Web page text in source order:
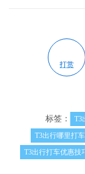
打赏
标签： T3
T3出行哪里打
T3出行打车优惠技